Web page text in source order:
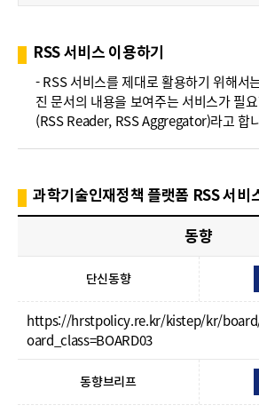
폼
HRST
Policy
Platform
RSS 서비스 이용하기
- RSS 서비스를 제대로 활용하기 위해서
진 문서의 내용을 보여주는 서비스가 필
(RSS Reader, RSS Aggregator)라고 합
과학기술인재정책 플랫폼 RSS 서비
동향
단신동향
https://hrstpolicy.re.kr/kistep/kr/
oard_class=BOARD03
동향브리프